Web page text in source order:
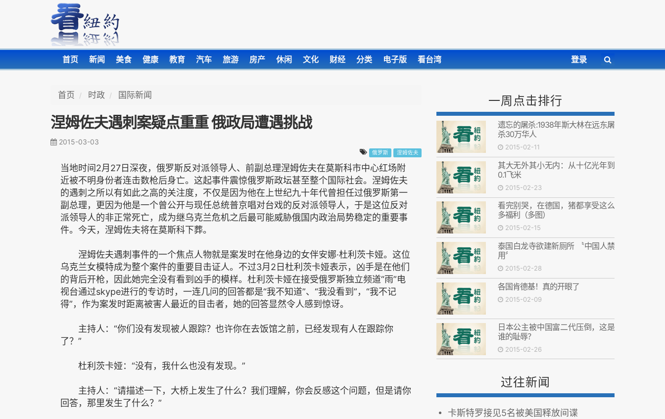
首页 新闻 美食 健康 教育 汽车 旅游 房产 休闲 文化 财经 分类 电子版 看台湾 登录
首页 时政 国际新闻
涅姆佐夫遇刺案疑点重重 俄政局遭遇挑战
2015-03-03
俄罗斯 涅姆佐夫
当地时间2月27日深夜，俄罗斯反对派领导人、前副总理涅姆佐夫在莫斯科市中心红场附
近被不明身份者连击数枪后身亡。这起事件震惊俄罗斯政坛甚至整个国际社会。涅姆佐夫
的遇刺之所以有如此之高的关注度，不仅是因为他在上世纪九十年代曾担任过俄罗斯第一
副总理，更因为他是一个曾公开与现任总统普京唱对台戏的反对派领导人，于是这位反对
派领导人的非正常死亡，成为继乌克兰危机之后最可能威胁俄国内政治局势稳定的重要事
件。今天，涅姆佐夫将在莫斯科下葬。
涅姆佐夫遇刺事件的一个焦点人物就是案发时在他身边的女伴安娜·杜利茨卡娅。这位
乌克兰女模特成为整个案件的重要目击证人。不过3月2日杜利茨卡娅表示，凶手是在他们
的背后开枪，因此她完全没有看到凶手的模样。杜利茨卡娅在接受俄罗斯独立频道“雨”电
视台通过skype进行的专访时，一连几问的回答都是“我不知道”、“我没看到”，“我不记
得”，作为案发时距离被害人最近的目击者，她的回答显然令人感到惊讶。
主持人：“你们没有发现被人跟踪？也许你在去饭馆之前，已经发现有人在跟踪你
了？”
杜利茨卡娅：“没有，我什么也没有发现。”
主持人：“请描述一下，大桥上发生了什么？我们理解，你会反感这个问题，但是请你
回答，那里发生了什么？”
一周点击排行
遗忘的屠杀:1938年斯大林在远东屠
杀30万华人
2015-02-11
其大无外其小无内：从十亿光年到
0.1飞米
2015-02-23
看完别哭，在德国，猪都享受这么
多福利（多图）
2015-02-15
泰国白龙寺欲建新厕所 〝中国人禁
用〞
2015-02-28
各国肯德基！真的开眼了
2015-02-09
日本公主被中国富二代压倒，这是
谁的耻辱？
2015-02-26
过往新闻
卡斯特罗接见5名被美国释放间谍